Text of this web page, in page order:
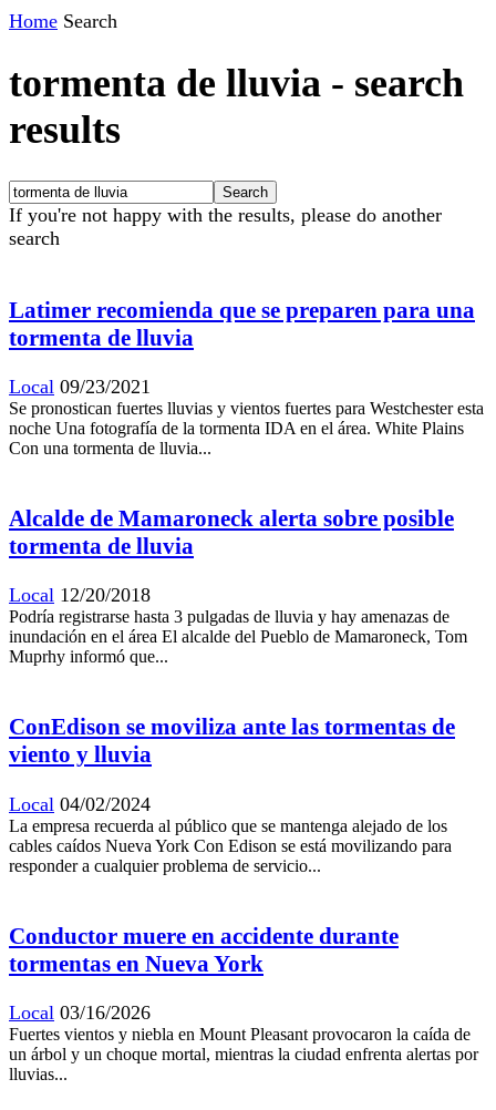
Home Search
tormenta de lluvia - search
results
If you're not happy with the results, please do another
search
Latimer recomienda que se preparen para una
tormenta de lluvia
Local 09/23/2021
Se pronostican fuertes lluvias y vientos fuertes para Westchester esta
noche Una fotografía de la tormenta IDA en el área. White Plains
Con una tormenta de lluvia...
Alcalde de Mamaroneck alerta sobre posible
tormenta de lluvia
Local 12/20/2018
Podría registrarse hasta 3 pulgadas de lluvia y hay amenazas de
inundación en el área El alcalde del Pueblo de Mamaroneck, Tom
Muprhy informó que...
ConEdison se moviliza ante las tormentas de
viento y lluvia
Local 04/02/2024
La empresa recuerda al público que se mantenga alejado de los
cables caídos Nueva York Con Edison se está movilizando para
responder a cualquier problema de servicio...
Conductor muere en accidente durante
tormentas en Nueva York
Local 03/16/2026
Fuertes vientos y niebla en Mount Pleasant provocaron la caída de
un árbol y un choque mortal, mientras la ciudad enfrenta alertas por
lluvias...